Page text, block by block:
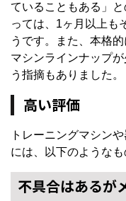
ていることもある」
っては、1ヶ月以上も
うです。また、本格
マシンラインナップ
う指摘もありました。
高い評価
トレーニングマシン
には、以下のようなも
不具合はあるが